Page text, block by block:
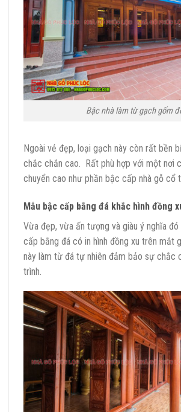
Bậc nhà làm từ gạch gốm
Ngoài vẻ đẹp, loại gạch này còn rất bền
chắc chắn cao. Rất phù hợp với một nơi
chuyển cao như phần bậc cấp nhà gỗ cổ
Mẫu bậc cấp bằng đá khắc hình đồng
Vừa đẹp, vừa ấn tượng và giàu ý nghĩa
cấp bằng đá có in hình đồng xu trên mắt
này làm từ đá tự nhiên đảm bảo sự chắc
trình.